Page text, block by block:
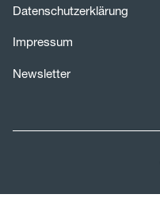
Datenschutzerklärung
Impressum
Newsletter